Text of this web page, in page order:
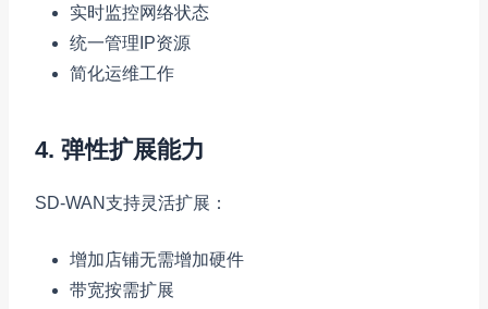
实时监控网络状态
统一管理IP资源
简化运维工作
4. 弹性扩展能力
SD-WAN支持灵活扩展：
增加店铺无需增加硬件
带宽按需扩展